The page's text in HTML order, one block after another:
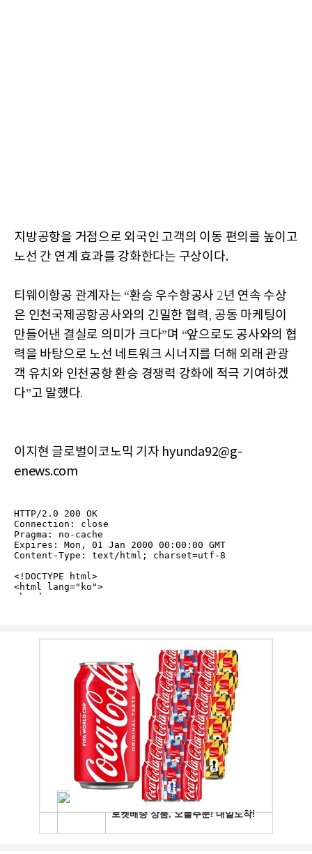
지방공항을 거점으로 외국인 고객의 이동 편의를 높이고
노선 간 연계 효과를 강화한다는 구상이다.
티웨이항공 관계자는 “환승 우수항공사 2년 연속 수상
은 인천국제공항공사와의 긴밀한 협력, 공동 마케팅이
만들어낸 결실로 의미가 크다”며 “앞으로도 공사와의 협
력을 바탕으로 노선 네트워크시너지를 더해 외래 관광
객 유치와 인천공항 환승 경쟁력 강화에 적극 기여하겠
다”고 말했다.
이지현 글로벌이코노믹 기자 hyunda92@g-
enews.com